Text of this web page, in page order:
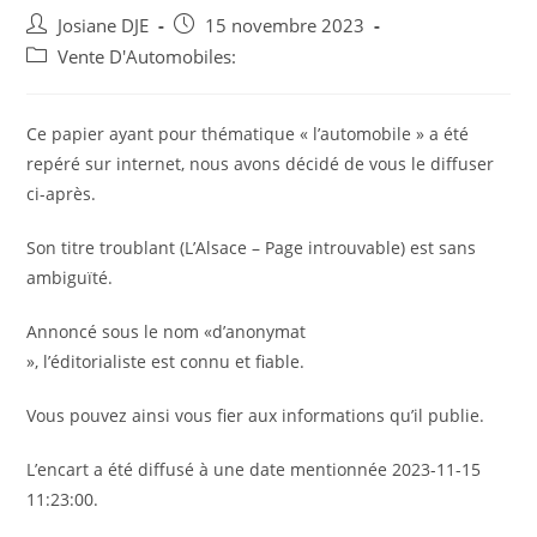
Auteur/autrice
de
Josiane DJE
Post
published:
15 novembre 2023
PostVente D'Automobiles:
Ce papier ayant pour thématique « l’automobile » a été
repéré sur internet, nous avons décidé de vous le diffuser
ci-après.
Son titre troublant (L’Alsace – Page introuvable) est sans
ambiguïté.
Annoncé sous le nom «d’anonymat
», l’éditorialiste est connu et fiable.
Vous pouvez ainsi vous fier aux informations qu’il publie.
L’encart a été diffusé à une date mentionnée 2023-11-15
11:23:00.